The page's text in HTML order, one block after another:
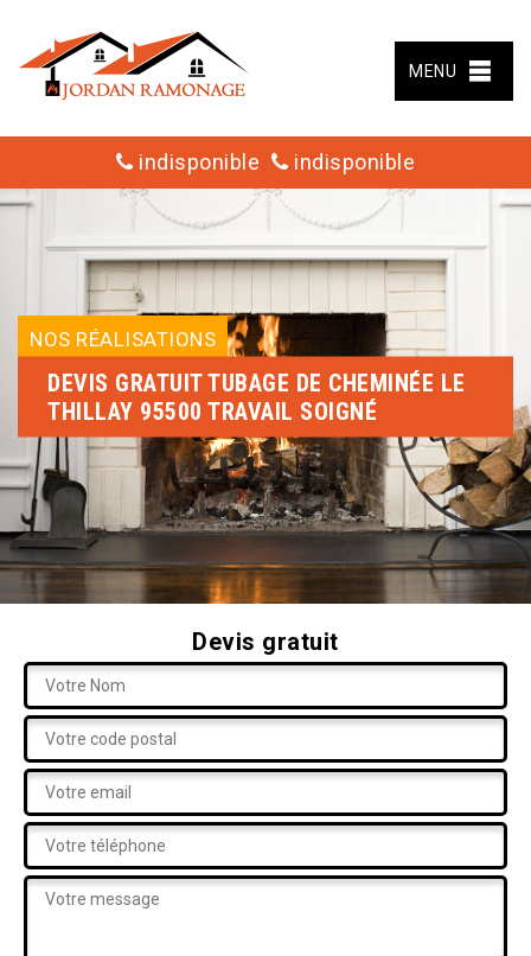
MENU
indisponible indisponible
NOS RÉALISATIONS
DEVIS GRATUIT TUBAGE DE CHEMINÉE LE
THILLAY 95500 TRAVAIL SOIGNÉ
Devis gratuit